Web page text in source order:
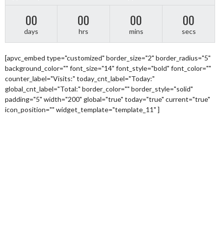
00
days
00
hrs
00
mins
00
secs
[apvc_embed type="customized" border_size="2" border_radius="5"
background_color="" font_size="14" font_style="bold" font_color=""
counter_label="Visits:" today_cnt_label="Today:"
global_cnt_label="Total:" border_color="" border_style="solid"
padding="5" width="200" global="true" today="true" current="true"
icon_position="" widget_template="template_11" ]